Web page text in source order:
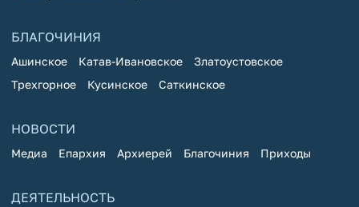
БЛАГОЧИНИЯ
Ашинское Катав-Ивановское
Златоустовское
Трехгорное
Кусинское Саткинское
НОВОСТИ
Медиа Епархия Архиерей Благочиния Приходы
ДЕЯТЕЛЬНОСТЬ